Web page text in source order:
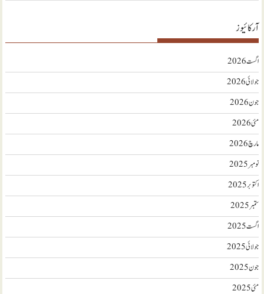
آرکائیوز
اگست 2026
جولائی 2026
جون 2026
مئی 2026
مارچ 2026
نومبر 2025
اکتوبر 2025
ستمبر 2025
اگست 2025
جولائی 2025
جون 2025
مئی 2025